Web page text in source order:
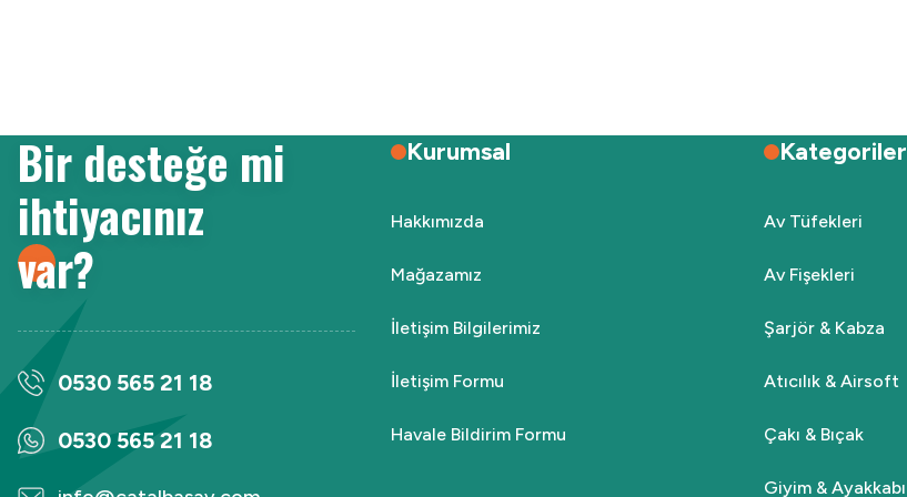
Bu ürüne benzer farklı alternatifler olmalı.
Bir desteğe mi
ihtiyacınız
var?
0530 565 21 18
0530 565 21 18
Kurumsal
Hakkımızda
Mağazamız
İletişim Bilgilerimiz
İletişim Formu
Havale Bildirim Formu
Kategoriler
Av Tüfekleri
Av Fişekleri
Şarjör & Kabza
Atıcılık & Airsoft
Çakı & Bıçak
Giyim & Ayakkabı